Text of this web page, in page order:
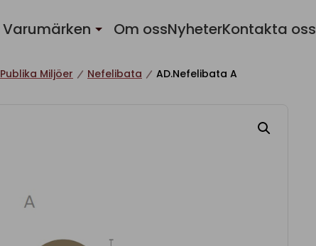
Varumärken Om ossNyheterKontakta oss
Publika Miljöer Nefelibata AD.Nefelibata A